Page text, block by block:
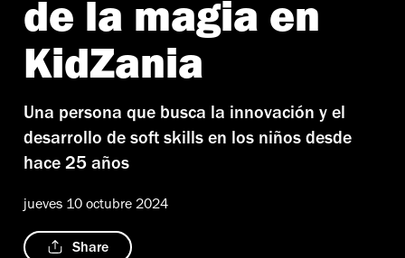
de la magia en
KidZania
Una persona que busca la innovación y el
desarrollo de soft skills en los niños desde
hace 25 años
jueves 10 octubre 2024
Share